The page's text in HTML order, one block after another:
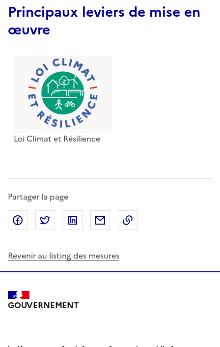
Principaux leviers de mise en
œuvre
Loi Climat et Résilience
Partager la page
Partager sur Facebook
Partager sur Twitter
Partager sur LinkedIn
Partager par email
Revenir au listing des mesures
GOUVERNEMENT